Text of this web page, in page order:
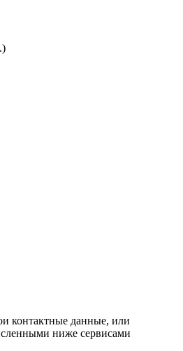
контактные данные, или
ниже сервисами